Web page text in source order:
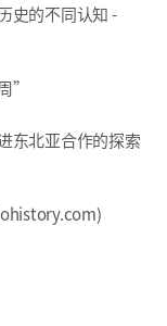
史的不同认知 -
”
东北亚合作的探索
)